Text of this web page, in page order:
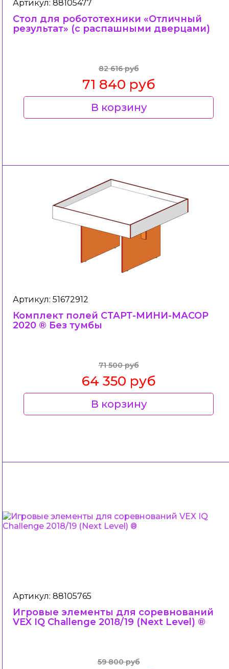
Артикул: 88105477
Стол для робототехники «Отличный
результат» (с распашными дверцами)
82 616 руб
71 840 руб
В корзину
Артикул: 51672912
Комплект полей СТАРТ-МИНИ-МАСОР
2020 ® Без тумбы
71 500 руб
64 350 руб
В корзину
Артикул: 88105765
Игровые элементы для соревнований
VEX IQ Challenge 2018/19 (Next Level) ®
59 800 руб